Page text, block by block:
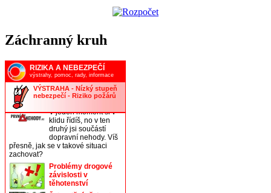
Záchranný kruh